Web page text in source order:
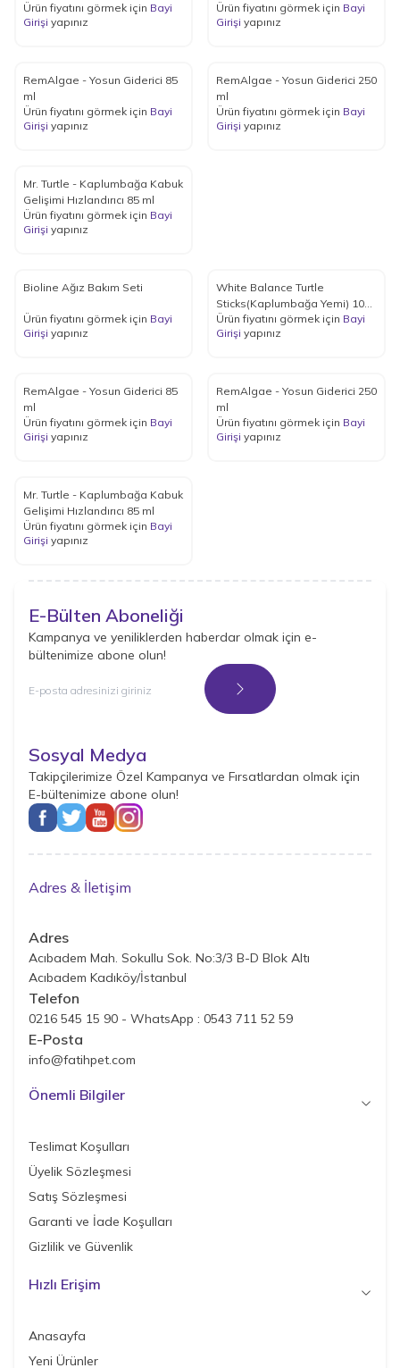
Ürün fiyatını görmek için Bayi
Girişi yapınız
ml
Ürün fiyatını görmek için Bayi
Girişi yapınız
RemAlgae - Yosun Giderici 85
ml
Ürün fiyatını görmek için Bayi
Girişi yapınız
RemAlgae - Yosun Giderici 250
ml
Ürün fiyatını görmek için Bayi
Girişi yapınız
Mr. Turtle - Kaplumbağa Kabuk
Gelişimi Hızlandırıcı 85 ml
Ürün fiyatını görmek için Bayi
Girişi yapınız
Bioline Ağız Bakım Seti
Ürün fiyatını görmek için Bayi
Girişi yapınız
White Balance Turtle
Sticks(Kaplumbağa Yemi) 1000
ml
Ürün fiyatını görmek için Bayi
Girişi yapınız
RemAlgae - Yosun Giderici 85
ml
Ürün fiyatını görmek için Bayi
Girişi yapınız
RemAlgae - Yosun Giderici 250
ml
Ürün fiyatını görmek için Bayi
Girişi yapınız
Mr. Turtle - Kaplumbağa Kabuk
Gelişimi Hızlandırıcı 85 ml
Ürün fiyatını görmek için Bayi
Girişi yapınız
E-Bülten Aboneliği
Kampanya ve yeniliklerden haberdar olmak için e-
bültenimize abone olun!
Kayıt Ol
Sosyal Medya
Takipçilerimize Özel Kampanya ve Fırsatlardan olmak için
E-bültenimize abone olun!
Adres & İletişim
Adres
Acıbadem Mah. Sokullu Sok. No:3/3 B-D Blok Altı
Acıbadem Kadıköy/İstanbul
Telefon
0216 545 15 90 - WhatsApp : 0543 711 52 59
E-Posta
info@fatihpet.com
Önemli Bilgiler
Teslimat Koşulları
Üyelik Sözleşmesi
Satış Sözleşmesi
Garanti ve İade Koşulları
Gizlilik ve Güvenlik
Hızlı Erişim
Anasayfa
Yeni Ürünler